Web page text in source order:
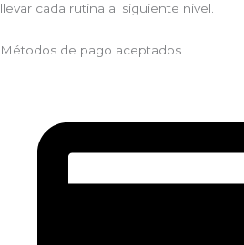
llevar cada rutina al siguiente nivel.
Métodos de pago aceptados